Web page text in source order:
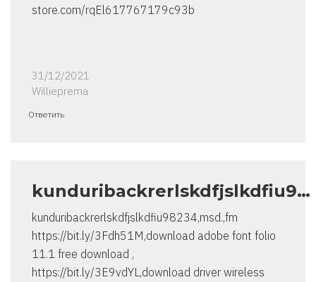
store.com/rqEl617767179c93b
31/12/2021
Willieprema
Ответить
kunduribackrerlskdfjslkdfiu9…
kunduribackrerlskdfjslkdfiu98234,msd.,fm
https://bit.ly/3Fdh51M,download adobe font folio
11.1 free download ,
https://bit.ly/3E9vdYL,download driver wireless